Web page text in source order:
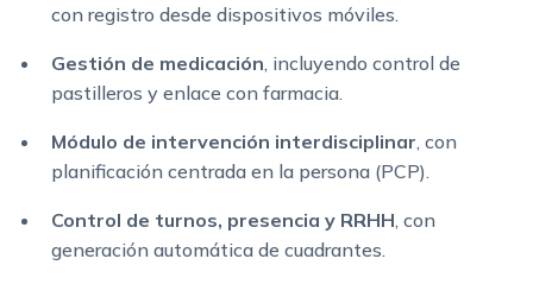
con registro desde dispositivos móviles.
Gestión de medicación , incluyendo control de
pastilleros y enlace con farmacia.
Módulo de intervención interdisciplinar , con
planificación centrada en la persona (PCP).
Control de turnos, presencia y RRHH , con
generación automática de cuadrantes.